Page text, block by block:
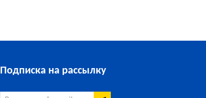
Подписка на рассылку